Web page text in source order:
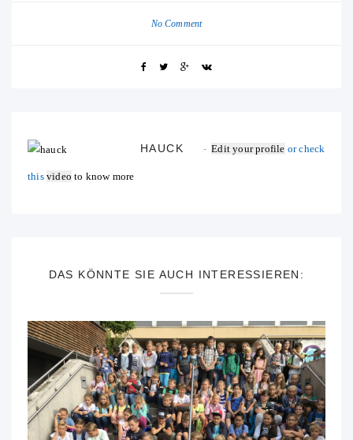
No Comment
HAUCK Edit your profile or check
this video to know more
DAS KÖNNTE SIE AUCH INTERESSIEREN: